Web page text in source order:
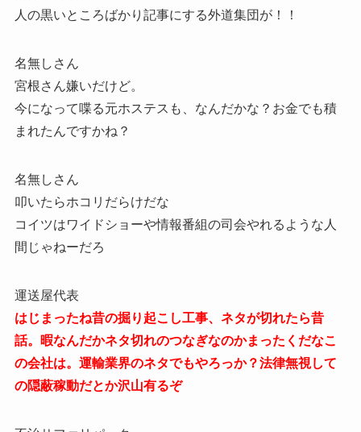
人の黒いところばかり記事にする外道集団が！！
名無しさん
宮根さん嫌いだけど。
今になって喋る元ホステスも、なんだかな？お金でも積
まれたんですかね？
名無しさん
叩いたらホコリだらけだな
コイツはワイドショーや情報番組の司会やれるような人
間じゃねーだろ
運送屋代表
はじまったね昔の掘り起こし工事、ネタが切れたら昔
話。暇なんだかネタ切れのつなぎなのかまったくだなこ
の会社は。運輸業界のネタでもやろっか？法律無視して
の隠蔽稼動だとか沢山有るぞ